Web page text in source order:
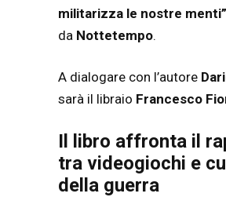
militarizza le nostre menti”
da Nottetempo.
A dialogare con l’autore
sarà il libraio Francesco
Il libro affronta il
tra videogiochi e
della guerra